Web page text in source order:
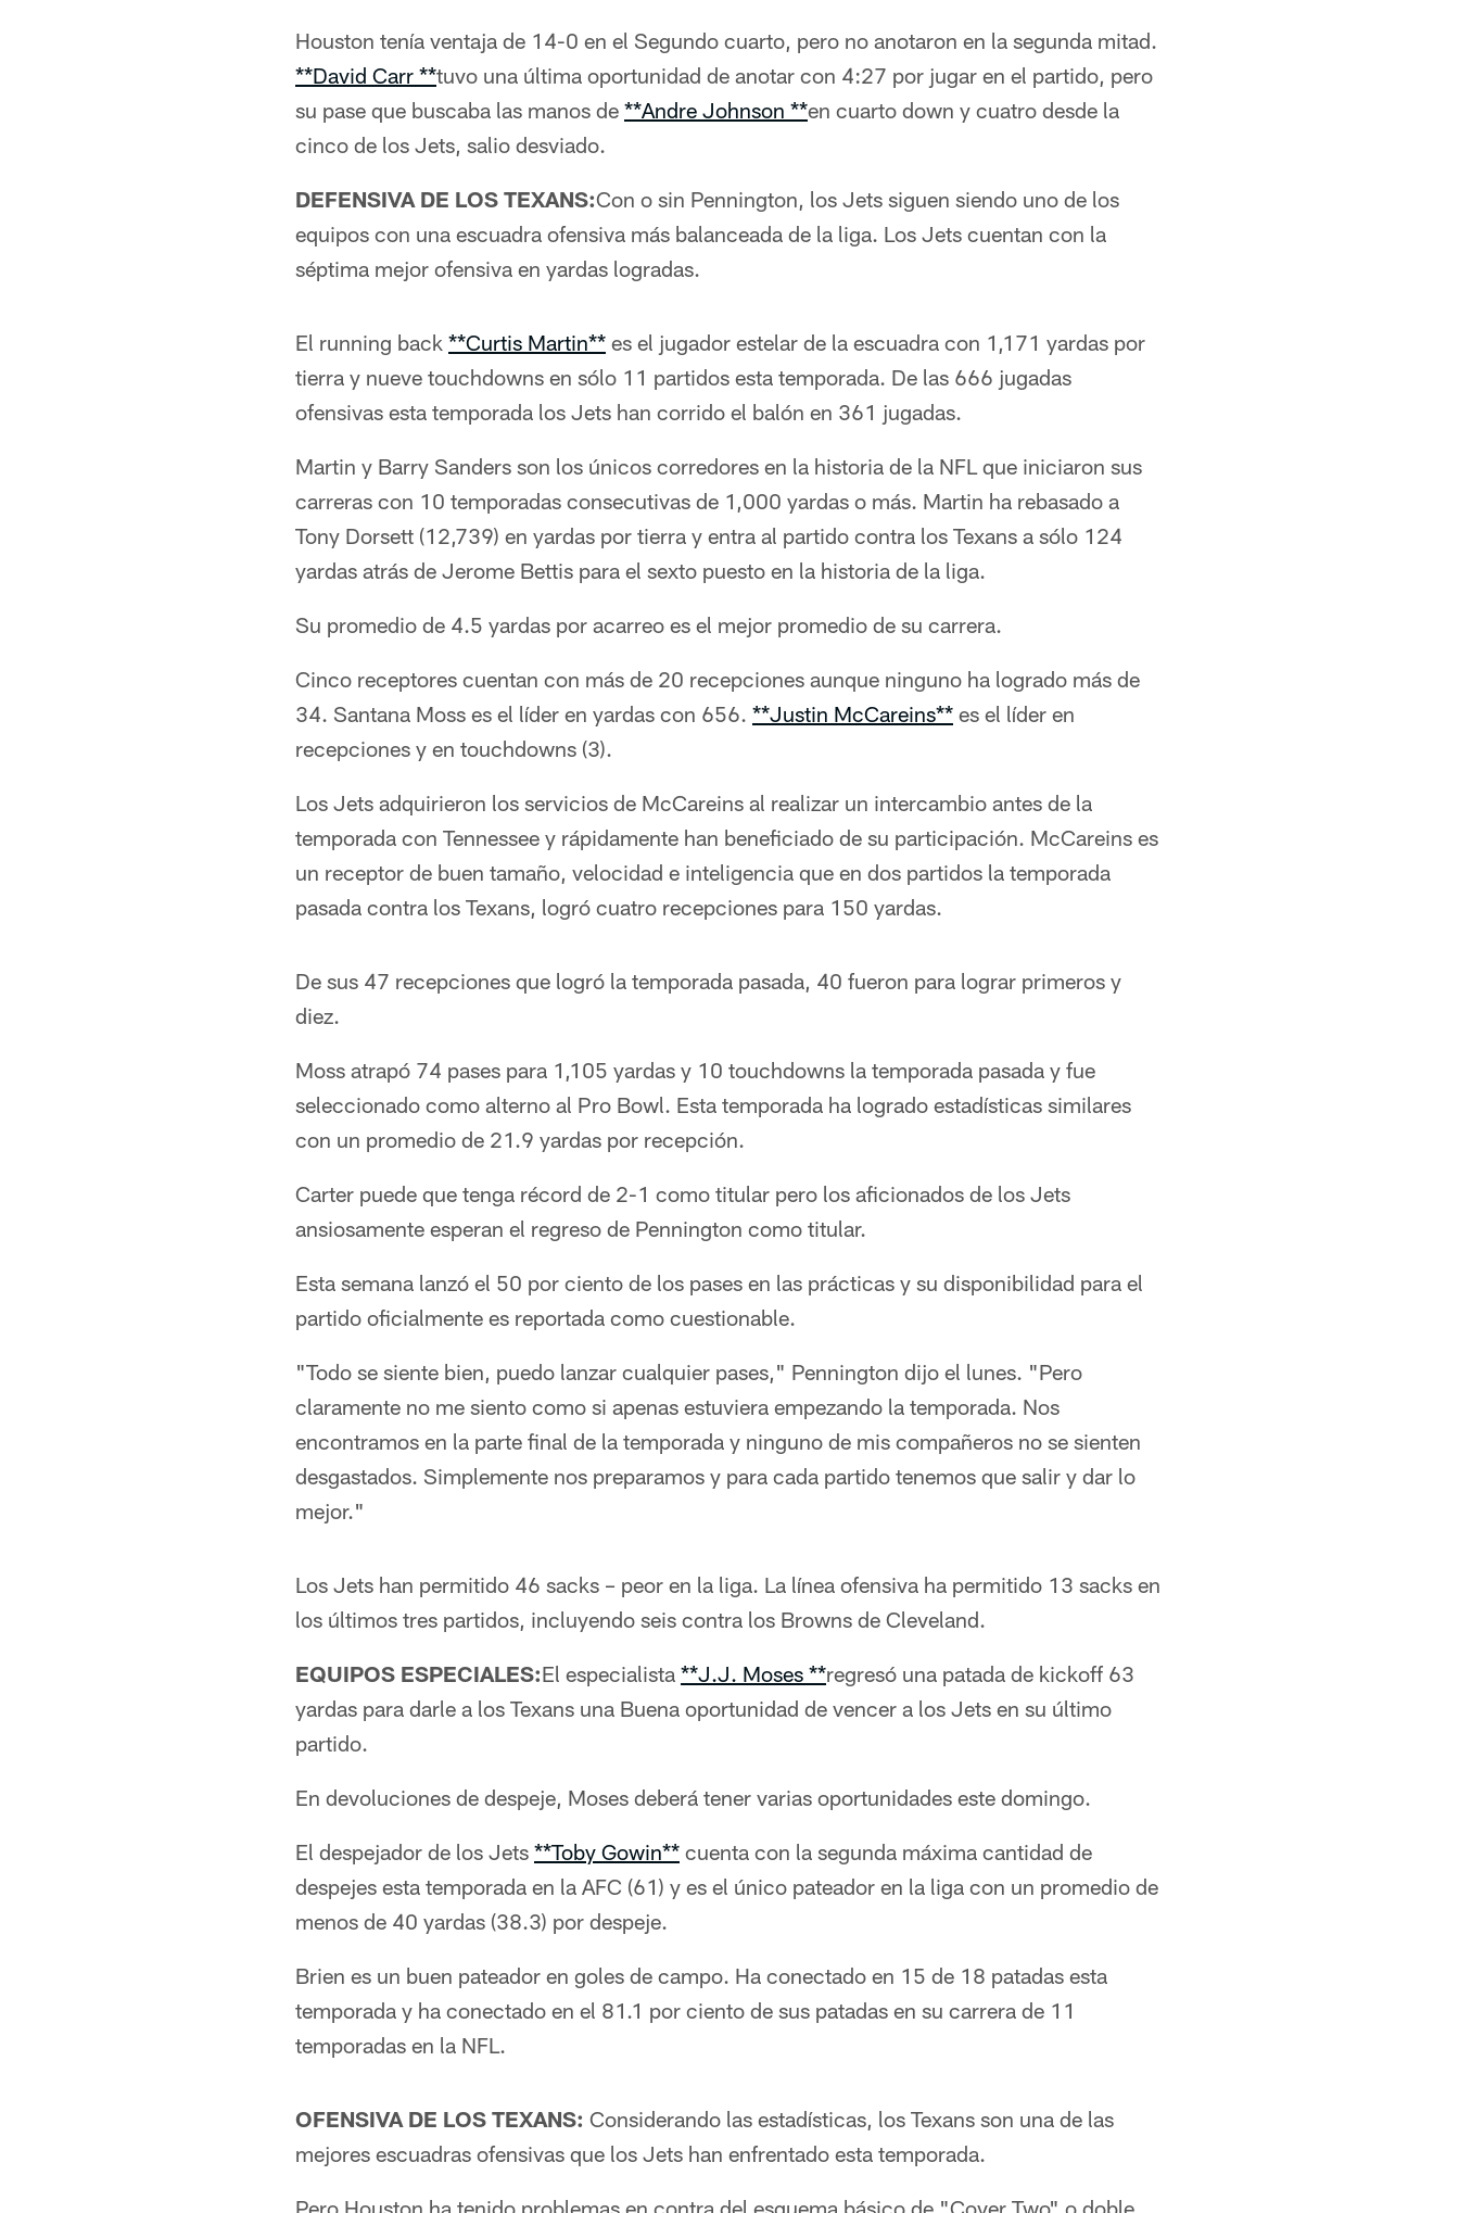
Houston tenía ventaja de 14-0 en el Segundo cuarto, pero no anotaron en la segunda mitad.
**David Carr **tuvo una última oportunidad de anotar con 4:27 por jugar en el partido, pero
su pase que buscaba las manos de **Andre Johnson **en cuarto down y cuatro desde la
cinco de los Jets, salio desviado.
DEFENSIVA DE LOS TEXANS:Con o sin Pennington, los Jets siguen siendo uno de los
equipos con una escuadra ofensiva más balanceada de la liga. Los Jets cuentan con la
séptima mejor ofensiva en yardas logradas.
El running back **Curtis Martin** es el jugador estelar de la escuadra con 1,171 yardas por
tierra y nueve touchdowns en sólo 11 partidos esta temporada. De las 666 jugadas
ofensivas esta temporada los Jets han corrido el balón en 361 jugadas.
Martin y Barry Sanders son los únicos corredores en la historia de la NFL que iniciaron sus
carreras con 10 temporadas consecutivas de 1,000 yardas o más. Martin ha rebasado a
Tony Dorsett (12,739) en yardas por tierra y entra al partido contra los Texans a sólo 124
yardas atrás de Jerome Bettis para el sexto puesto en la historia de la liga.
Su promedio de 4.5 yardas por acarreo es el mejor promedio de su carrera.
Cinco receptores cuentan con más de 20 recepciones aunque ninguno ha logrado más de
34. Santana Moss es el líder en yardas con 656. **Justin McCareins** es el líder en
recepciones y en touchdowns (3).
Los Jets adquirieron los servicios de McCareins al realizar un intercambio antes de la
temporada con Tennessee y rápidamente han beneficiado de su participación. McCareins es
un receptor de buen tamaño, velocidad e inteligencia que en dos partidos la temporada
pasada contra los Texans, logró cuatro recepciones para 150 yardas.
De sus 47 recepciones que logró la temporada pasada, 40 fueron para lograr primeros y
diez.
Moss atrapó 74 pases para 1,105 yardas y 10 touchdowns la temporada pasada y fue
seleccionado como alterno al Pro Bowl. Esta temporada ha logrado estadísticas similares
con un promedio de 21.9 yardas por recepción.
Carter puede que tenga récord de 2-1 como titular pero los aficionados de los Jets
ansiosamente esperan el regreso de Pennington como titular.
Esta semana lanzó el 50 por ciento de los pases en las prácticas y su disponibilidad para el
partido oficialmente es reportada como cuestionable.
"Todo se siente bien, puedo lanzar cualquier pases," Pennington dijo el lunes. "Pero
claramente no me siento como si apenas estuviera empezando la temporada. Nos
encontramos en la parte final de la temporada y ninguno de mis compañeros no se sienten
desgastados. Simplemente nos preparamos y para cada partido tenemos que salir y dar lo
mejor."
Los Jets han permitido 46 sacks – peor en la liga. La línea ofensiva ha permitido 13 sacks en
los últimos tres partidos, incluyendo seis contra los Browns de Cleveland.
EQUIPOS ESPECIALES:El especialista **J.J. Moses **regresó una patada de kickoff 63
yardas para darle a los Texans una Buena oportunidad de vencer a los Jets en su último
partido.
En devoluciones de despeje, Moses deberá tener varias oportunidades este domingo.
El despejador de los Jets **Toby Gowin** cuenta con la segunda máxima cantidad de
despejes esta temporada en la AFC (61) y es el único pateador en la liga con un promedio de
menos de 40 yardas (38.3) por despeje.
Brien es un buen pateador en goles de campo. Ha conectado en 15 de 18 patadas esta
temporada y ha conectado en el 81.1 por ciento de sus patadas en su carrera de 11
temporadas en la NFL.
OFENSIVA DE LOS TEXANS: Considerando las estadísticas, los Texans son una de las
mejores escuadras ofensivas que los Jets han enfrentado esta temporada.
Pero Houston ha tenido problemas en contra del esquema básico de "Cover Two" o doble